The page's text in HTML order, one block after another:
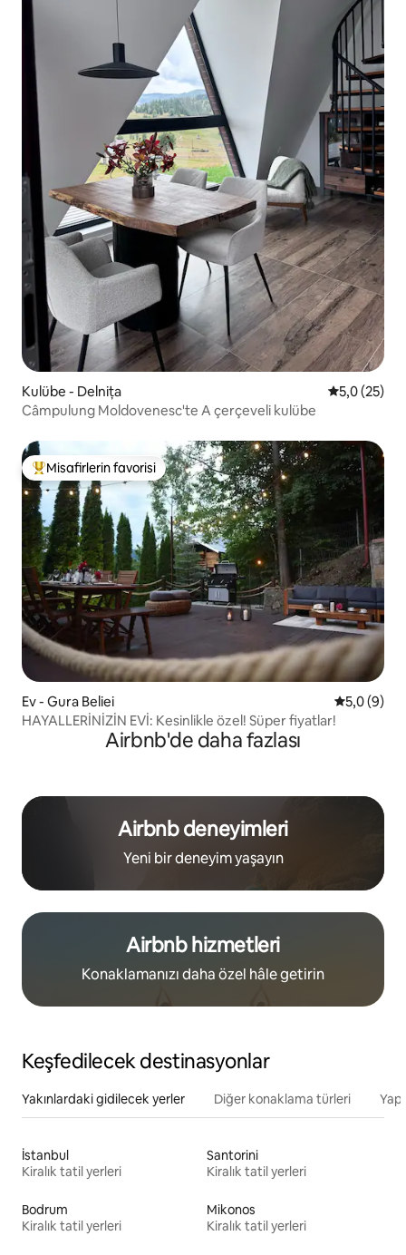
Kulübe - Delnița 5 üzerinden
5,0 (25)
Câmpulung Moldovenesc'te A çerçeveli kulübe
Misafirlerin favorilerinden en beğenilenler arasında
Misafirlerin favorisi
Ev - Gura Beliei 55,0 (9)
HAYALLERİNİZİN EVİ: Kesinlikle özel! Süper fiyatlar!
Airbnb'de daha fazlası
Airbnb deneyimleri
Yeni bir deneyim yaşayın
Airbnb hizmetleri
Konaklamanızı daha özel hâle getirin
Keşfedilecek destinasyonlar
Yakınlardaki gidilecek yerler Diğer konaklama türleri
İstanbul
Kiralık tatil yerleri
Santorini
Kiralık tatil yerleri
Bodrum
Kiralık tatil yerleri
Mikonos
Kiralık tatil yerleri